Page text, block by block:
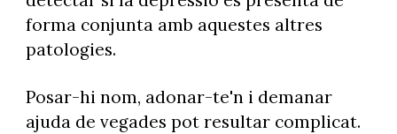
forma conjunta amb aquestes altres
patologies.
Posar-hi nom, adonar-te'n i demanar
ajuda de vegades pot resultar complicat.